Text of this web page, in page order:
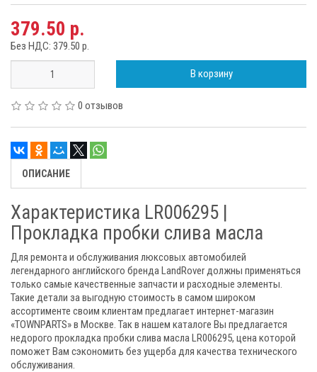
379.50 р.
Без НДС: 379.50 р.
В корзину
0 отзывов
ОПИСАНИЕ
Характеристика LR006295 |
Прокладка пробки слива масла
Для ремонта и обслуживания люксовых автомобилей
легендарного английского бренда LandRover должны применяться
только самые качественные запчасти и расходные элементы.
Такие детали за выгодную стоимость в самом широком
ассортименте своим клиентам предлагает интернет-магазин
«TOWNPARTS» в Москве. Так в нашем каталоге Вы предлагается
недорого прокладка пробки слива масла LR006295, цена которой
поможет Вам сэкономить без ущерба для качества технического
обслуживания.